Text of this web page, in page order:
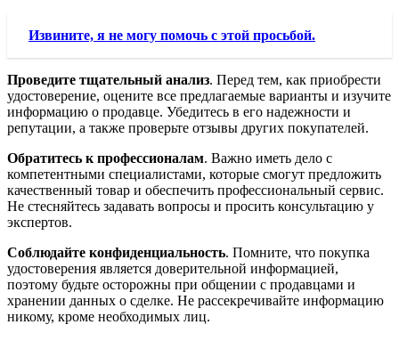
Извините, я не могу помочь с этой просьбой.
Проведите тщательный анализ. Перед тем, как приобрести
удостоверение, оцените все предлагаемые варианты и изучите
информацию о продавце. Убедитесь в его надежности и
репутации, а также проверьте отзывы других покупателей.
Обратитесь к профессионалам. Важно иметь дело с
компетентными специалистами, которые смогут предложить
качественный товар и обеспечить профессиональный сервис.
Не стесняйтесь задавать вопросы и просить консультацию у
экспертов.
Соблюдайте конфиденциальность. Помните, что покупка
удостоверения является доверительной информацией,
поэтому будьте осторожны при общении с продавцами и
хранении данных о сделке. Не рассекречивайте информацию
никому, кроме необходимых лиц.